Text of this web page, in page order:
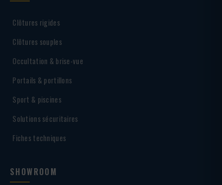
Clôtures rigides
Clôtures souples
Occultation & brise-vue
Portails & portillons
Sport & piscines
Solutions sécuritaires
Fiches techniques
SHOWROOM